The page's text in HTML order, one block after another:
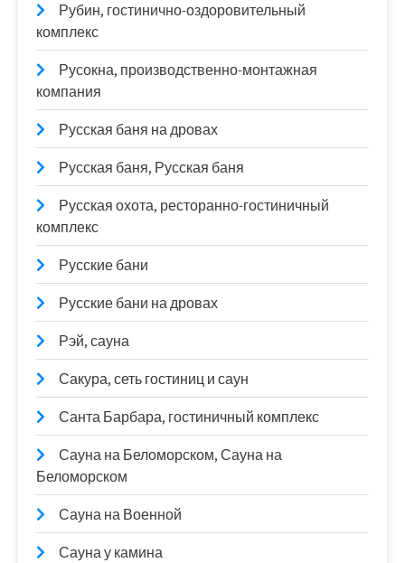
Рубин, гостинично-оздоровительный
комплекс
Русокна, производственно-монтажная
компания
Русская баня на дровах
Русская баня, Русская баня
Русская охота, ресторанно-гостиничный
комплекс
Русские бани
Русские бани на дровах
Рэй, сауна
Сакура, сеть гостиниц и саун
Санта Барбара, гостиничный комплекс
Сауна на Беломорском, Сауна на
Беломорском
Сауна на Военной
Сауна у камина